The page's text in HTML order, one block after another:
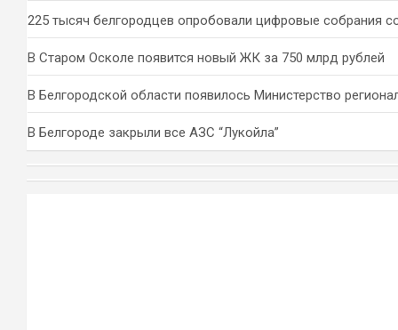
225 тысяч белгородцев опробовали цифровые собрания
В Старом Осколе появится новый ЖК за 750 млрд рублей
В Белгородской области появилось Министерство
В Белгороде закрыли все АЗС “Лукойла”